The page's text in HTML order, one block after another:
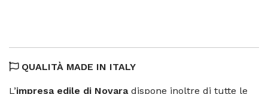
QUALITÀ MADE IN ITALY
L’impresa edile di Novaradispone inoltre di tutte le